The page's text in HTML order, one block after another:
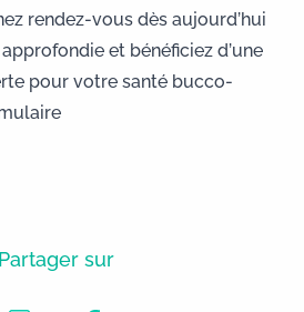
rendez-vous dès aujourd’hui
et bénéficiez d’une
pour votre santé bucco-
Partager sur